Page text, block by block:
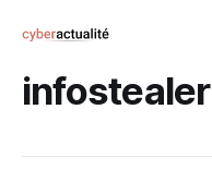
infostealer